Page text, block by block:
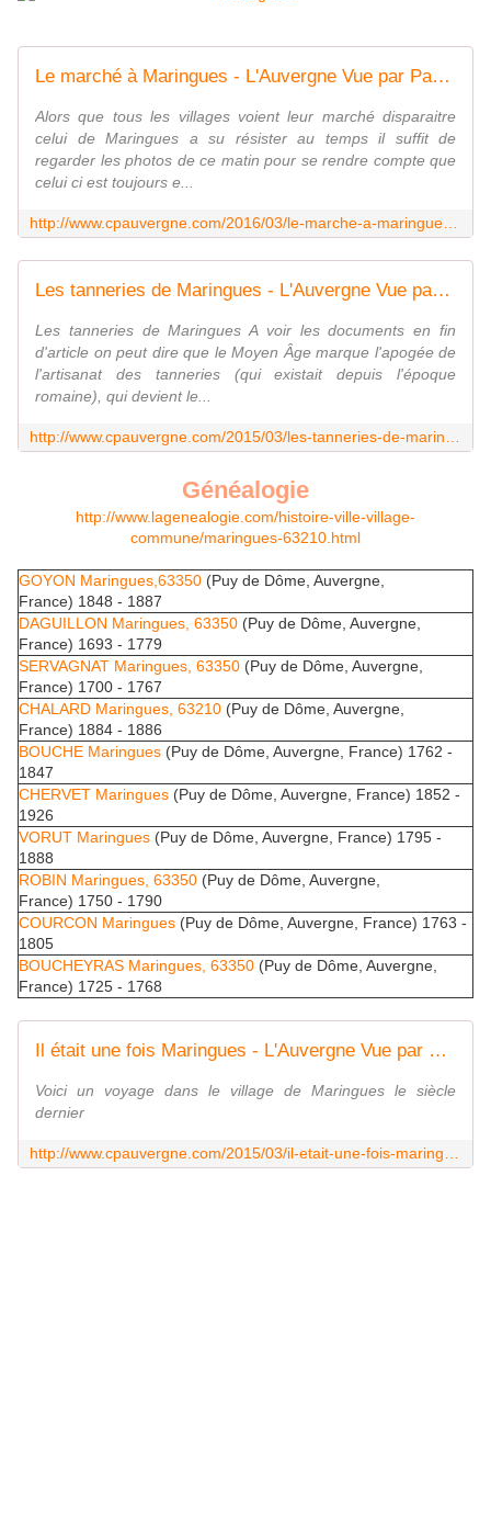
Le marché à Maringues - L'Auvergne Vue par Papou Poustache
Alors que tous les villages voient leur marché disparaitre
celui de Maringues a su résister au temps il suffit de
regarder les photos de ce matin pour se rendre compte que
celui ci est toujours e...
Les tanneries de Maringues - L'Auvergne Vue par Papou Poustache
Les tanneries de Maringues A voir les documents en fin
d'article on peut dire que le Moyen Âge marque l'apogée de
l'artisanat des tanneries (qui existait depuis l'époque
romaine), qui devient le...
Généalogie
http://www.lagenealogie.com/histoire-ville-village-
commune/maringues-63210.html
GOYON Maringues,63350 (Puy de Dôme, Auvergne,
France) 1848 - 1887
DAGUILLON Maringues, 63350 (Puy de Dôme, Auvergne,
France) 1693 - 1779
SERVAGNAT Maringues, 63350 (Puy de Dôme, Auvergne,
France) 1700 - 1767
CHALARD Maringues, 63210 (Puy de Dôme, Auvergne,
France) 1884 - 1886
BOUCHE Maringues (Puy de Dôme, Auvergne, France) 1762 -
1847
CHERVET Maringues (Puy de Dôme, Auvergne, France) 1852 -
1926
VORUT Maringues (Puy de Dôme, Auvergne, France) 1795 -
1888
ROBIN Maringues, 63350 (Puy de Dôme, Auvergne,
France) 1750 - 1790
COURCON Maringues (Puy de Dôme, Auvergne, France) 1763 -
1805
BOUCHEYRAS Maringues, 63350 (Puy de Dôme, Auvergne,
France) 1725 - 1768
Il était une fois Maringues - L'Auvergne Vue par Papou Poustache
Voici un voyage dans le village de Maringues le siècle
dernier